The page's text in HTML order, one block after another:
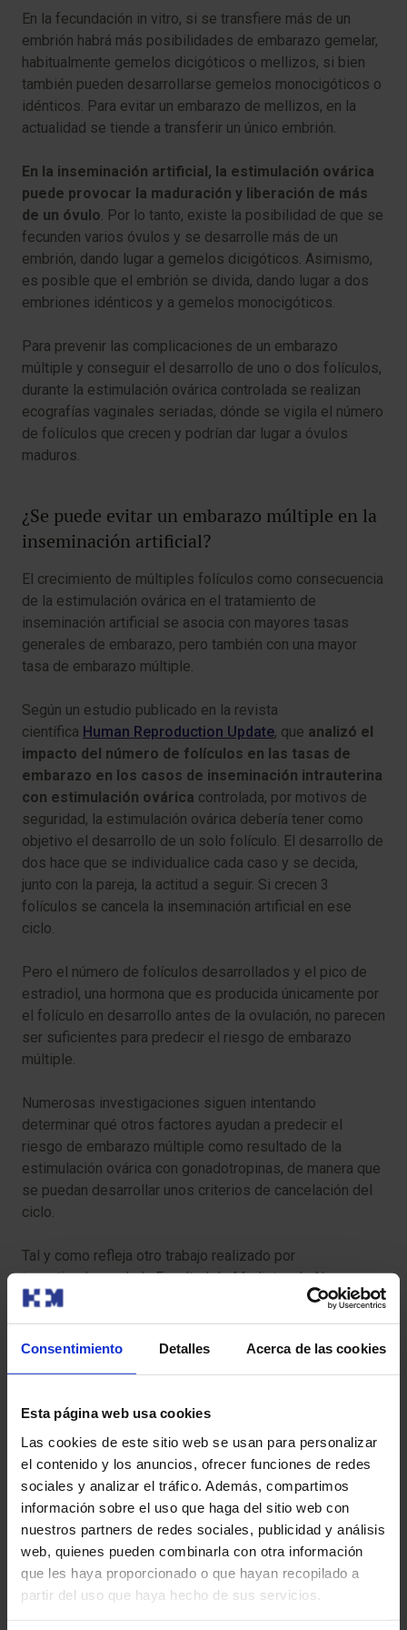
Consentimiento Detalles Acerca de las cookies
Esta página web usa cookies
Las cookies de este sitio web se usan para personalizar
el contenido y los anuncios, ofrecer funciones de redes
sociales y analizar el tráfico. Además, compartimos
información sobre el uso que haga del sitio web con
nuestros partners de redes sociales, publicidad y análisis
web, quienes pueden combinarla con otra información
que les haya proporcionado o que hayan recopilado a
partir del uso que haya hecho de sus servicios.
En la fecundación in vitro, si se transfiere más de un
embrión habrá más posibilidades de embarazo gemelar,
habitualmente gemelos dicigóticos o mellizos, si bien
también pueden desarrollarse gemelos monocigóticos o
idénticos. Para evitar un embarazo de mellizos, en la
actualidad se tiende a transferir un único embrión.
En la inseminación artificial, la estimulación ovárica
puede provocar la maduración y liberación de más
de un óvulo. Por lo tanto, existe la posibilidad de que se
fecunden varios óvulos y se desarrolle más de un
embrión, dando lugar a gemelos dicigóticos. Asimismo,
es posible que el embrión se divida, dando lugar a dos
embriones idénticos y a gemelos monocigóticos.
Para prevenir las complicaciones de un embarazo
múltiple y conseguir el desarrollo de uno o dos folículos,
durante la estimulación ovárica controlada se realizan
ecografías vaginales seriadas, dónde se vigila el número
de folículos que crecen y podrían dar lugar a óvulos
maduros.
¿Se puede evitar un embarazo múltiple en la
inseminación artificial?
El crecimiento de múltiples folículos como consecuencia
de la estimulación ovárica en el tratamiento de
inseminación artificial se asocia con mayores tasas
generales de embarazo, pero también con una mayor
tasa de embarazo múltiple.
Según un estudio publicado en la revista
científica Human Reproduction Update, que analizó el
impacto del número de folículos en las tasas de
embarazo en los casos de inseminación intrauterina
con estimulación ovárica controlada, por motivos de
seguridad, la estimulación ovárica debería tener como
objetivo el desarrollo de un solo folículo. El desarrollo de
dos hace que se individualice cada caso y se decida,
junto con la pareja, la actitud a seguir. Si crecen 3
folículos se cancela la inseminación artificial en ese
ciclo.
Pero el número de folículos desarrollados y el pico de
estradiol, una hormona que es producida únicamente por
el folículo en desarrollo antes de la ovulación, no parecen
ser suficientes para predecir el riesgo de embarazo
múltiple.
Numerosas investigaciones siguen intentando
determinar qué otros factores ayudan a predecir el
riesgo de embarazo múltiple como resultado de la
estimulación ovárica con gonadotropinas, de manera que
se puedan desarrollar unos criterios de cancelación del
ciclo.
Tal y como refleja otro trabajo realizado por
investigadores de la Facultad de Medicina de New
Jersey (Estados Unidos), publicado en
International
Scholarly Research Notices, aún se desconocen todos
los factores relacionados con el tratamiento con
predecir.
Probabilidad de tener un embarazo de
gemelos
La probabilidad de tener gemelos dicigóticos o mellizos
de manera natural es muy baja y no supera el 1,1 %. Este
porcentaje desciende al 0,4 % para los gemelos
monocigóticos o idénticos.